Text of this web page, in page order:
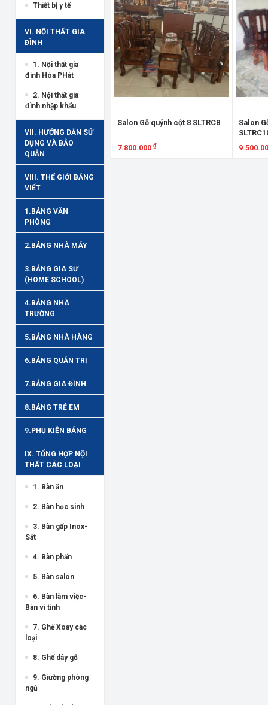
Thiết bị y tế
VI. NỘI THẤT GIA
ĐÌNH
1. Nội thất gia
đình Hòa PHát
2. Nội thất gia
đình nhập khẩu
VII. HƯỚNG DẪN SỬ
DỤNG VÀ BẢO
QUẢN
VIII. THẾ GIỚI BẢNG
VIẾT
1.BẢNG VĂN
PHÒNG
2.BẢNG NHÀ MÁY
3.BẢNG GIA SƯ
(HOME SCHOOL)
4.BẢNG NHÀ
TRƯỜNG
5.BẢNG NHÀ HÀNG
6.BẢNG QUẢN TRỊ
7.BẢNG GIA ĐÌNH
8.BẢNG TRẺ EM
9.PHỤ KIỆN BẢNG
IX. TỔNG HỢP NỘI
THẤT CÁC LOẠI
1. Bàn ăn
2. Bàn học sinh
3. Bàn gấp Inox-
Sắt
4. Bàn phấn
5. Bàn salon
6. Bàn làm việc-
Bàn vi tính
7. Ghế Xoay các
loại
8. Ghế dây gỗ
9. Giường phòng
ngủ
Salon Gỗ quỷnh cột 8 SLTRC8
7.800.000 ₫
Salon